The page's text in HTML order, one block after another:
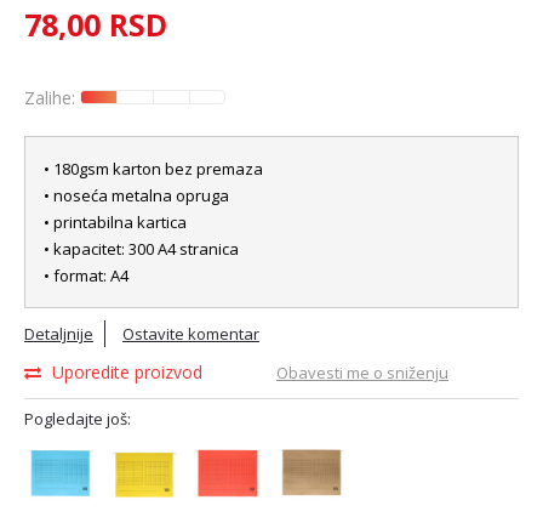
78,00 RSD
Zalihe:
• 180gsm karton bez premaza
• noseća metalna opruga
• printabilna kartica
• kapacitet: 300 A4 stranica
• format: A4
Detaljnije Ostavite komentar
Uporedite proizvod Obavesti me o sniženju
Pogledajte još: